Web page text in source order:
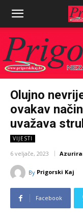
Olujno
ovakav
uvažava
VIJESTI
6 veljače, 2023
By Prigorski Kaj
Facebook